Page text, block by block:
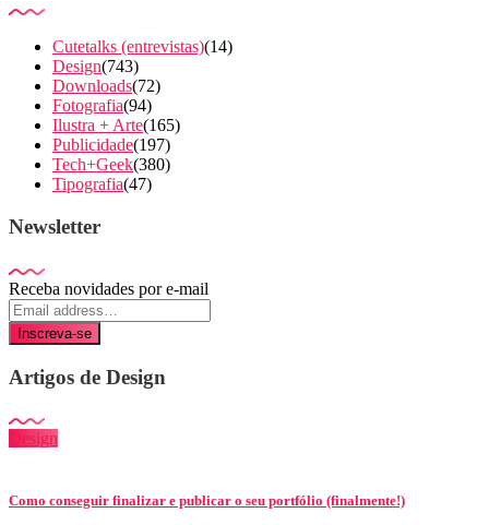
Cutetalks (entrevistas)(14)
Design(743)
Downloads(72)
Fotografia(94)
Ilustra + Arte(165)
Publicidade(197)
Tech+Geek(380)
Tipografia(47)
Newsletter
Receba novidades por e-mail
Inscreva-se
Artigos de Design
Design
Como conseguir finalizar e publicar o seu portfólio (finalmente!)